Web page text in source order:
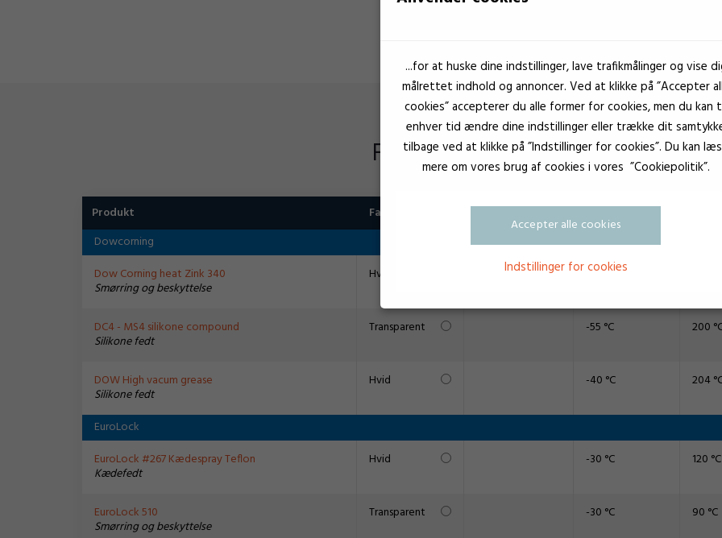
Flere produkter i samme kategori
Produkt
Dowcorning
Dow Corning heat Zink 340
Smørring og beskyttelse
Hvid 542.000 mPa.st
DC4 - MS4 silikone compound
Silikone fedt
Transparent -55 °C 200
DOW High vacum grease
Silikone fedt
Hvid -40 °C 204
EuroLock
EuroLock #267 Kædespray Teflon
Kædefedt
Hvid -30 °C 120 °C
EuroLock 510
Smørring og beskyttelse
Transparent -30 °C 90 °C
...for at huske dine indstillinger, lave trafikmålinger og vise
målrettet indhold og annoncer. Ved at klikke på ”Accepter
cookies” accepterer du alle former for cookies, men du kan
enhver tid ændre dine indstillinger eller trække dit
tilbage ved at klikke på ”Indstillinger for cookies”. Du kan
mere om vores brug af cookies i vores ”Cookiepolitik”.
Accepter alle cookies
Indstillinger for cookies